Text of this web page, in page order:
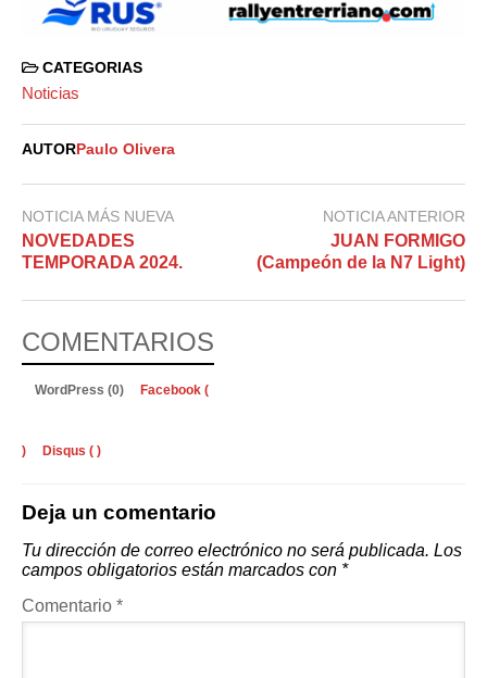
CATEGORIAS
Noticias
AUTOR Paulo Olivera
NOTICIA MÁS NUEVA
NOVEDADES
TEMPORADA 2024.
NOTICIA ANTERIOR
JUAN FORMIGO
(Campeón de la N7 Light)
COMENTARIOS
WordPress (0) Facebook (
) Disqus ( )
Deja un comentario
Tu dirección de correo electrónico no será publicada. Los
campos obligatorios están marcados con *
Comentario *